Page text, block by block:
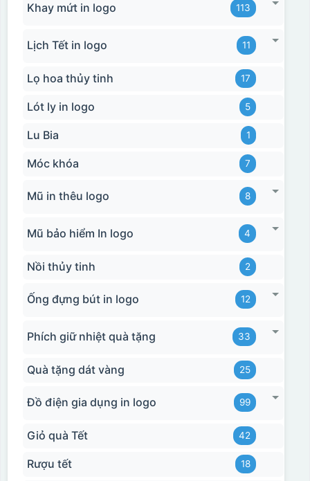
Khay mứt in logo 113
Lịch Tết in logo 11
Lọ hoa thủy tinh 17
Lót ly in logo 5
Lu Bia 1
Móc khóa 7
Mũ in thêu logo 8
Mũ bảo hiểm In logo 4
Nồi thủy tinh 2
Ống đựng bút in logo 12
Phích giữ nhiệt quà tặng 33
Quà tặng dát vàng 25
Đồ điện gia dụng in logo 99
Giỏ quà Tết 42
Rượu tết 18